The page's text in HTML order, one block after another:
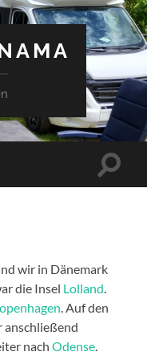
wir in Dänemark
die Insel Lolland
. Auf den
anschließend
nachOdense